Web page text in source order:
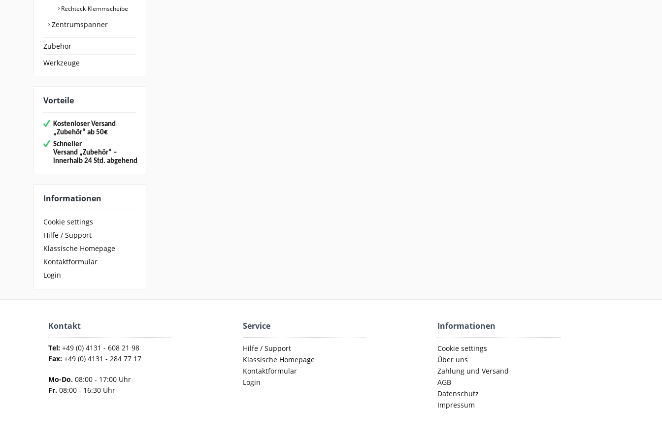
Rechteck-Klemmscheibe
Zentrumspanner
Zubehör
Werkzeuge
Vorteile
Kostenloser Versand
„Zubehör“ ab 50€
Schneller
Versand „Zubehör“ –
innerhalb 24 Std. abgehend
Informationen
Cookie settings
Hilfe / Support
Klassische Homepage
Kontaktformular
Login
Kontakt
Tel:+49 (0) 4131 - 608 21 98
Fax:+49 (0) 4131 - 284 77 17
Mo-Do.08:00 - 17:00 Uhr
Fr.08:00 - 16:30 Uhr
Service
Hilfe / Support
Klassische Homepage
Kontaktformular
Login
Informationen
Cookie settings
Über uns
Zahlung und Versand
AGB
Datenschutz
Impressum